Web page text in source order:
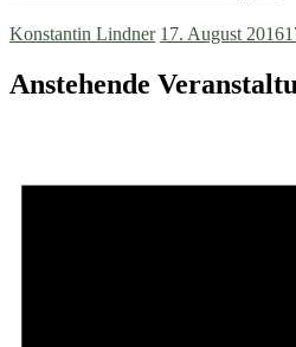
Konstantin Lindner 17. August 2016
Anstehende